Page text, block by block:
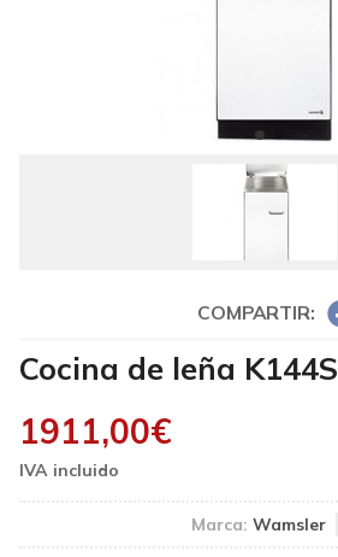
COMPARTIR:
Cocina de leña K144S
1911,00€
Marca: Wamsler